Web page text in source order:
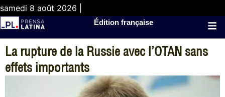
samedi 8 août 2026 |
Édition française
La rupture de la Russie avec l’OTAN sans
effets importants